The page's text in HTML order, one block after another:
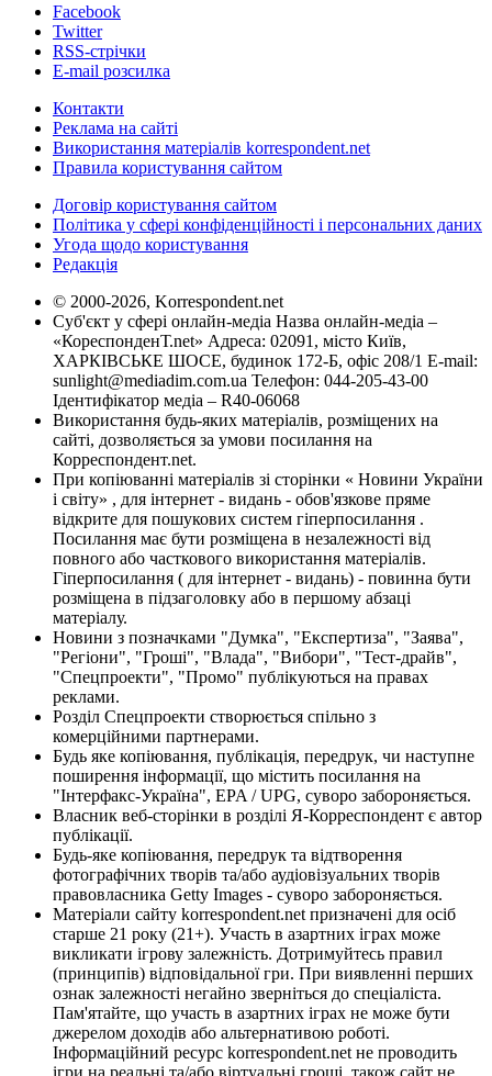
Facebook
Twitter
RSS-стрічки
E-mail розсилка
Контакти
Реклама на сайті
Використання матеріалів korrespondent.net
Правила користування сайтом
Договір користування сайтом
Політика у сфері конфіденційності і персональних даних
Угода щодо користування
Редакція
© 2000-2026, Korrespondent.net
Суб'єкт у сфері онлайн-медіа Назва онлайн-медіа –
«КореспонденТ.net» Адреса: 02091, місто Київ,
ХАРКІВСЬКЕ ШОСЕ, будинок 172-Б, офіс 208/1 E-mail:
sunlight@mediadim.com.ua Телефон: 044-205-43-00
Ідентифікатор медіа – R40-06068
Використання будь-яких матеріалів, розміщених на
сайті, дозволяється за умови посилання на
Корреспондент.net.
При копіюванні матеріалів зі сторінки « Новини України
і світу» , для інтернет - видань - обов'язкове пряме
відкрите для пошукових систем гіперпосилання .
Посилання має бути розміщена в незалежності від
повного або часткового використання матеріалів.
Гіперпосилання ( для інтернет - видань) - повинна бути
розміщена в підзаголовку або в першому абзаці
матеріалу.
Новини з позначками "Думка", "Експертиза", "Заява",
"Регіони", "Гроші", "Влада", "Вибори", "Тест-драйв",
"Спецпроекти", "Промо" публікуються на правах
реклами.
Розділ Спецпроекти створюється спільно з
комерційними партнерами.
Будь яке копіювання, публікація, передрук, чи наступне
поширення інформації, що містить посилання на
"Інтерфакс-Україна", EPA / UPG, суворо забороняється.
Власник веб-сторінки в розділі Я-Корреспондент є автор
публікації.
Будь-яке копіювання, передрук та відтворення
фотографічних творів та/або аудіовізуальних творів
правовласника Getty Images - суворо забороняється.
Матеріали сайту korrespondent.net призначені для осіб
старше 21 року (21+). Участь в азартних іграх може
викликати ігрову залежність. Дотримуйтесь правил
(принципів) відповідальної гри. При виявленні перших
ознак залежності негайно зверніться до спеціаліста.
Пам'ятайте, що участь в азартних іграх не може бути
джерелом доходів або альтернативою роботі.
Інформаційний ресурс korrespondent.net не проводить
ігри на реальні та/або віртуальні гроші, також сайт не